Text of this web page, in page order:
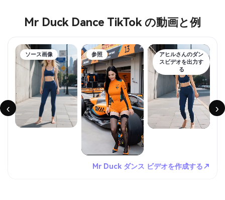
Mr Duck Dance TikTok の動画と例
‹ ›
ソース画像 参照
アヒルさんのダン
スビデオを出力す
る
Mr Duck ダンス ビデオを作成する↗